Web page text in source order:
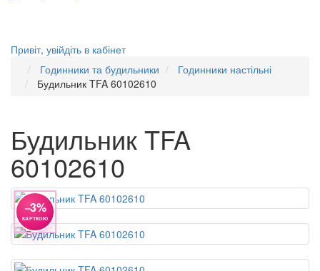
Привіт, увійдіть в кабінет
Годинники та будильники
Годинники настільні
Будильник TFA 60102610
Будильник TFA
60102610
−3%
КАРТКОЮ